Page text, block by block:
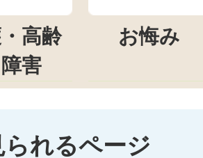
高齢
障害
お悔み
られるページ